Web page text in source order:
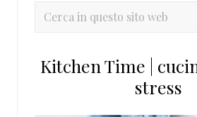
primaria
Cerca
sito
Kitchen Time |
stress